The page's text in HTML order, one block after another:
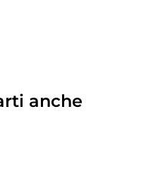
anche